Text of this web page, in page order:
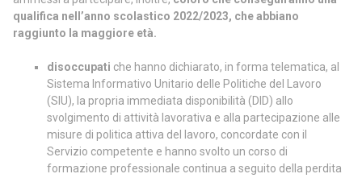
qualifica nell’anno scolastico 2022/2023, che abbiano
raggiunto la maggiore età.
disoccupati che hanno dichiarato, in forma telematica, al
Sistema Informativo Unitario delle Politiche del Lavoro
(SIU), la propria immediata disponibilità (DID) allo
svolgimento di attività lavorativa e alla partecipazione alle
misure di politica attiva del lavoro, concordate con il
Servizio competente e hanno svolto un corso di
formazione professionale continua a seguito della perdita